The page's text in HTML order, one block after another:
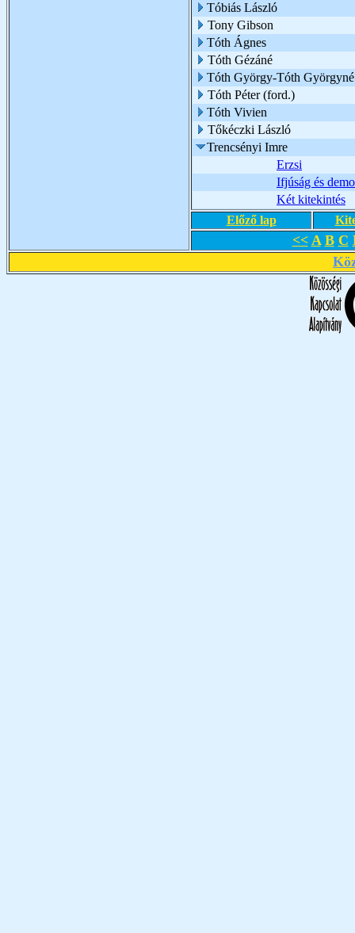
Tóbiás László
Tony Gibson
Tóth Ágnes
Tóth Gézáné
Tóth György-Tóth Györgyné
Tóth Péter (ford.)
Tóth Vivien
Tőkéczki László
Trencsényi Imre
Erzsi
Ifjúság és
Két kitekintés
Előző lap
<< A B C